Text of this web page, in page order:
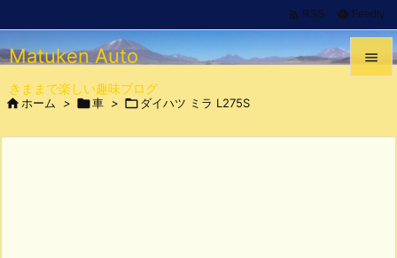
Matuken Auto
きままで楽しい趣味ブログ


 RSS Feedly
ホーム > 車 > ダイハツ ミラ L275S